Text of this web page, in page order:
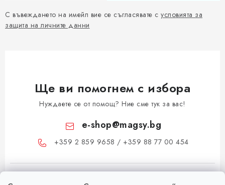
С въвеждането на имейл вие се съгласявате с условията за
защита на личните данни
Ще ви помогнем с избора
Нуждаете се от помощ? Ние сме тук за вас!
e-shop@magsy.bg
+359 2 859 9658 / +359 88 77 00 454